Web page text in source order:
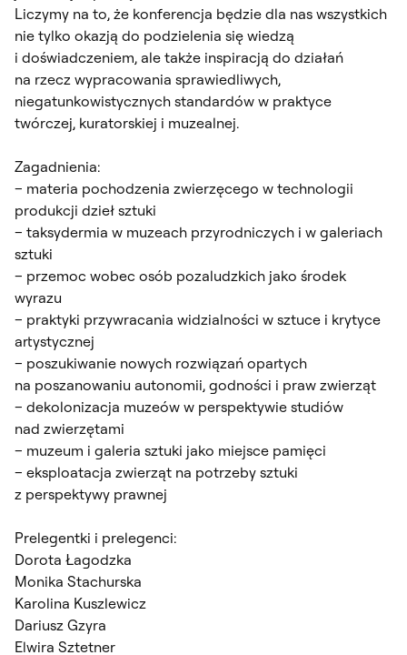
Liczymy na to, że konferencja będzie dla nas wszystkich
nie tylko okazją do podzielenia się wiedzą
i doświadczeniem, ale także inspiracją do działań
na rzecz wypracowania sprawiedliwych,
niegatunkowistycznych standardów w praktyce
twórczej, kuratorskiej i muzealnej.
Zagadnienia:
– materia pochodzenia zwierzęcego w technologii
produkcji dzieł sztuki
– taksydermia w muzeach przyrodniczych i w galeriach
sztuki
– przemoc wobec osób pozaludzkich jako środek
wyrazu
– praktyki przywracania widzialności w sztuce i krytyce
artystycznej
– poszukiwanie nowych rozwiązań opartych
na poszanowaniu autonomii, godności i praw zwierząt
– dekolonizacja muzeów w perspektywie studiów
nad zwierzętami
– muzeum i galeria sztuki jako miejsce pamięci
– eksploatacja zwierząt na potrzeby sztuki
z perspektywy prawnej
Prelegentki i prelegenci:
Dorota Łagodzka
Monika Stachurska
Karolina Kuszlewicz
Dariusz Gzyra
Elwira Sztetner